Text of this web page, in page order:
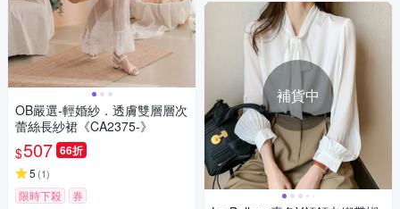
OB嚴選-輕婚紗．透膚雙層層次
蕾絲長紗裙《CA2375-》
$507 66折
5 (1)
限時下殺 券
補貨中